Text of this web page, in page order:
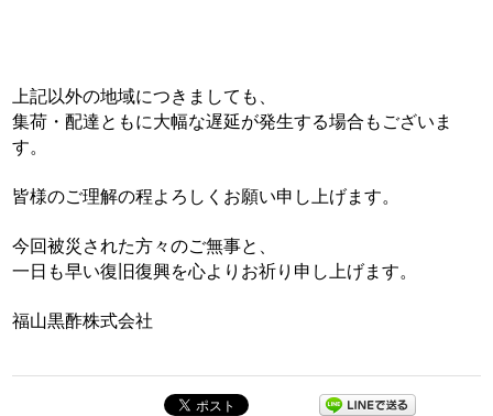
上記以外の地域につきましても、
集荷・配達ともに大幅な遅延が発生する場合もございま
す。
皆様のご理解の程よろしくお願い申し上げます。
今回被災された方々のご無事と、
一日も早い復旧復興を心よりお祈り申し上げます。
福山黒酢株式会社